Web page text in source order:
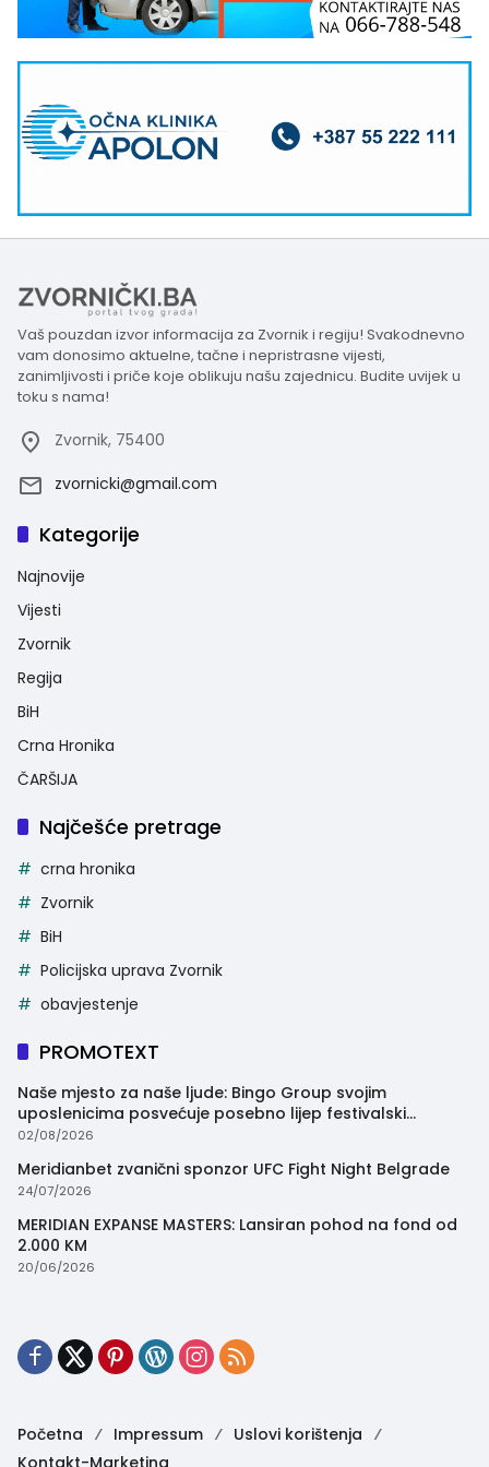
Vaš pouzdan izvor informacija za Zvornik i regiju! Svakodnevno
vam donosimo aktuelne, tačne i nepristrasne vijesti,
zanimljivosti i priče koje oblikuju našu zajednicu. Budite uvijek u
toku s nama!
Zvornik, 75400
zvornicki@gmail.com
Kategorije
Najnovije
Vijesti
Zvornik
Regija
BiH
Crna Hronika
ČARŠIJA
Najčešće pretrage
crna hronika
Zvornik
BiH
Policijska uprava Zvornik
obavjestenje
PROMOTEXT
Naše mjesto za naše ljude: Bingo Group svojim
uposlenicima posvećuje posebno lijep festivalski
trenutak
02/08/2026
Meridianbet zvanični sponzor UFC Fight Night Belgrade
24/07/2026
MERIDIAN EXPANSE MASTERS: Lansiran pohod na fond od
2.000 KM
20/06/2026
Početna Impressum
Uslovi korištenja
Kontakt-Marketing